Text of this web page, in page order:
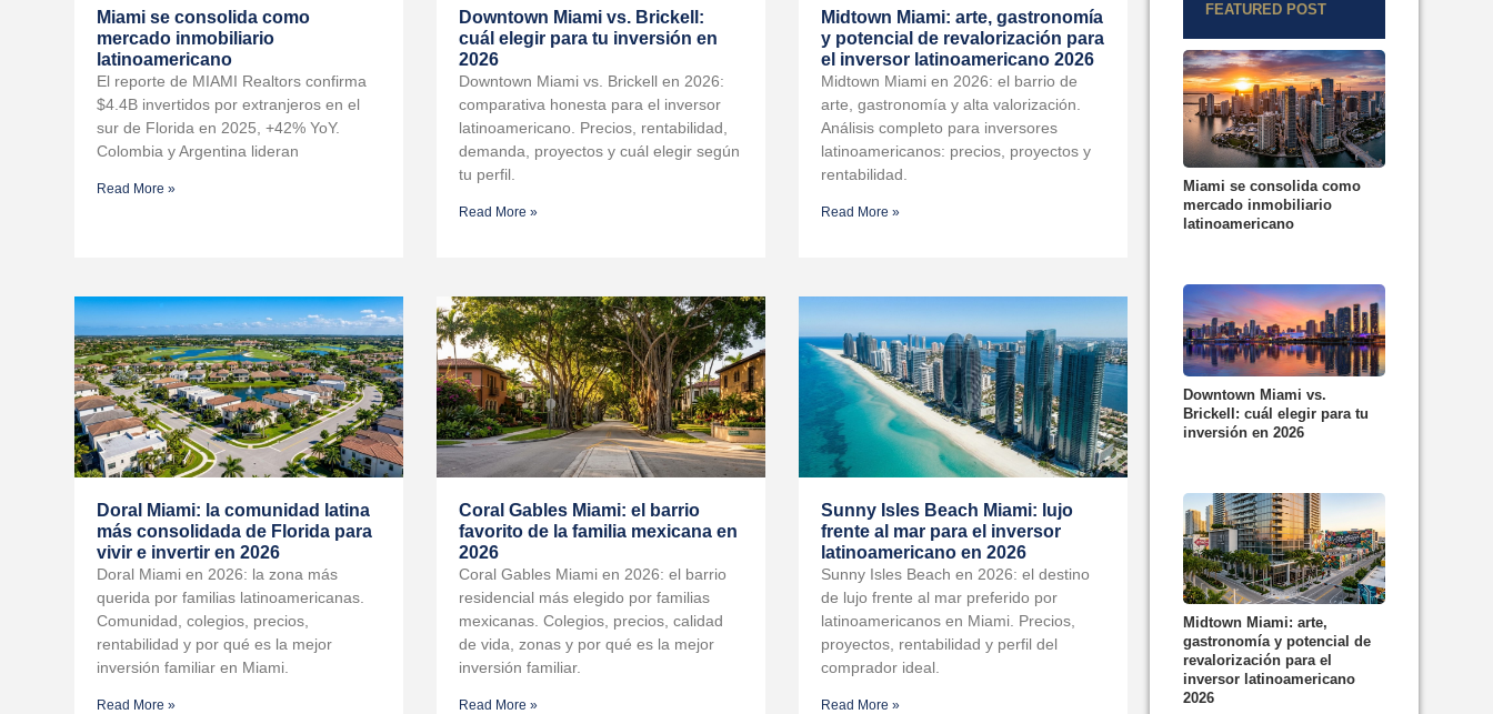
Miami se consolida como
mercado inmobiliario
latinoamericano
El reporte de MIAMI Realtors confirma
$4.4B invertidos por extranjeros en el
sur de Florida en 2025, +42% YoY.
Colombia y Argentina lideran
Read More »
Downtown Miami vs. Brickell:
cuál elegir para tu inversión en
2026
Downtown Miami vs. Brickell en 2026:
comparativa honesta para el inversor
latinoamericano. Precios, rentabilidad,
demanda, proyectos y cuál elegir según
tu perfil.
Read More »
Midtown Miami: arte, gastronomía
y potencial de revalorización para
el inversor latinoamericano 2026
Midtown Miami en 2026: el barrio de
arte, gastronomía y alta valorización.
Análisis completo para inversores
latinoamericanos: precios, proyectos y
rentabilidad.
Read More »
Doral Miami: la comunidad latina
más consolidada de Florida para
vivir e invertir en 2026
Doral Miami en 2026: la zona más
querida por familias latinoamericanas.
Comunidad, colegios, precios,
rentabilidad y por qué es la mejor
inversión familiar en Miami.
Read More »
Coral Gables Miami: el barrio
favorito de la familia mexicana en
2026
Coral Gables Miami en 2026: el barrio
residencial más elegido por familias
mexicanas. Colegios, precios, calidad
de vida, zonas y por qué es la mejor
inversión familiar.
Read More »
Sunny Isles Beach Miami: lujo
frente al mar para el inversor
latinoamericano en 2026
Sunny Isles Beach en 2026: el destino
de lujo frente al mar preferido por
latinoamericanos en Miami. Precios,
proyectos, rentabilidad y perfil del
comprador ideal.
Read More »
FEATURED POST
Miami se consolida como
mercado inmobiliario
latinoamericano
Downtown Miami vs.
Brickell: cuál elegir para tu
inversión en 2026
Midtown Miami: arte,
gastronomía y potencial de
revalorización para el
inversor latinoamericano
2026